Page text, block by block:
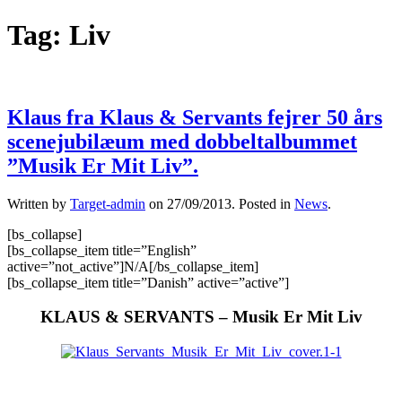
Tag: Liv
Klaus fra Klaus & Servants fejrer 50 års
scenejubilæum med dobbeltalbummet
”Musik Er Mit Liv”.
Written by Target-admin on 27/09/2013. Posted in News.
[bs_collapse]
[bs_collapse_item title=”English”
active=”not_active”]N/A[/bs_collapse_item]
[bs_collapse_item title=”Danish” active=”active”]
KLAUS & SERVANTS – Musik Er Mit Liv